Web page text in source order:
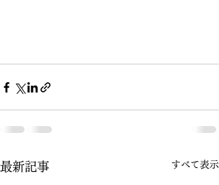
最新記事 すべて表示